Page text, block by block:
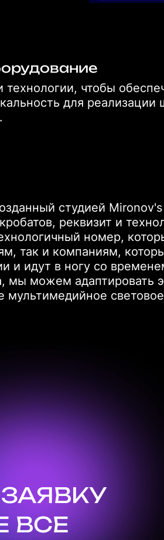
чтобы
для реализации
студией
реквизит и
номер,
так и компаниям,
и идут в ногу со
мы можем адаптировать
мультимедийное
ВСЕ